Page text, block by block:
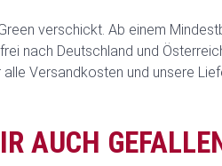
verschickt. Ab einem
nach Deutschland und
Versandkosten und unsere
AUCH